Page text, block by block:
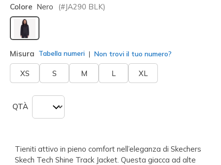
Colore Nero (#JA290 BLK)
selezionato
Misura Tabella numeri Non trovi il tuo numero?
XS S M L XL
QTÀ
Tieniti attivo in pieno comfort nell’eleganza di Skechers
Skech Tech Shine Track Jacket. Questa giacca ad alte